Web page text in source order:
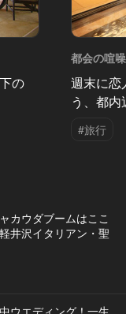
の
都会の喧
週末に恋
う、都
#旅行
カウダブームはここ
井沢イタリアン・聖